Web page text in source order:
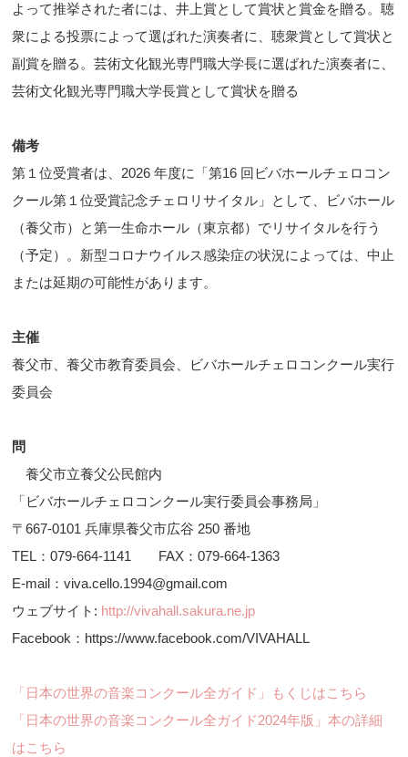
よって推挙された者には、井上賞として賞状と賞金を贈る。聴
衆による投票によって選ばれた演奏者に、聴衆賞として賞状と
副賞を贈る。芸術文化観光専門職大学長に選ばれた演奏者に、
芸術文化観光専門職大学長賞として賞状を贈る
備考
第１位受賞者は、2026 年度に「第16 回ビバホールチェロコン
クール第１位受賞記念チェロリサイタル」として、ビバホール
（養父市）と第一生命ホール（東京都）でリサイタルを行う
（予定）。新型コロナウイルス感染症の状況によっては、中止
または延期の可能性があります。
主催
養父市、養父市教育委員会、ビバホールチェロコンクール実行
委員会
問
養父市立養父公民館内
「ビバホールチェロコンクール実行委員会事務局」
〒667-0101 兵庫県養父市広谷 250 番地
TEL：079-664-1141 FAX：079-664-1363
E-mail：viva.cello.1994@gmail.com
ウェブサイト: http://vivahall.sakura.ne.jp
Facebook：https://www.facebook.com/VIVAHALL
「日本の世界の音楽コンクール全ガイド」もくじはこちら
「日本の世界の音楽コンクール全ガイド2024年版」本の詳細
はこちら